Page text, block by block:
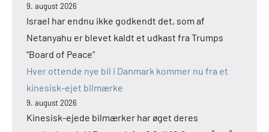
9. august 2026
Israel har endnu ikke godkendt det, som af
Netanyahu er blevet kaldt et udkast fra Trumps
“Board of Peace”
Hver ottende nye bil i Danmark kommer nu fra et
kinesisk-ejet bilmærke
9. august 2026
Kinesisk-ejede bilmærker har øget deres